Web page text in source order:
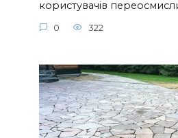
користувачів
0 322